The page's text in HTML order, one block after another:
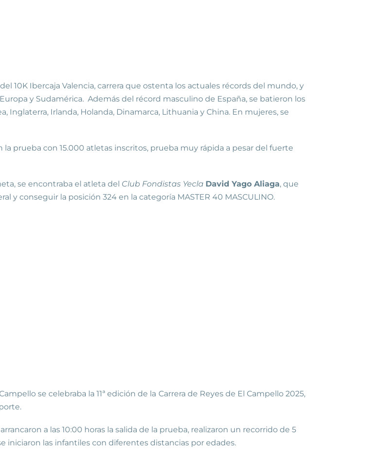
10K Ibercaja Valencia, carrera que ostenta los actuales récords del mundo, y
y Sudamérica. Además del récord masculino de España, se batieron los
Inglaterra, Irlanda, Holanda, Dinamarca, Lithuania y China. En mujeres, se
prueba con 15.000 atletas inscritos, prueba muy rápida a pesar del fuerte
se encontraba el atleta del Club Fondistas Yecla David Yago Aliaga, que
y conseguir la posición 324 en la categoría MASTER 40 MASCULINO.
se celebraba la 11ª edición de la Carrera de Reyes de El Campello 2025,
a las 10:00 horas la salida de la prueba, realizaron un recorrido de 5
iniciaron las infantiles con diferentes distancias por edades.